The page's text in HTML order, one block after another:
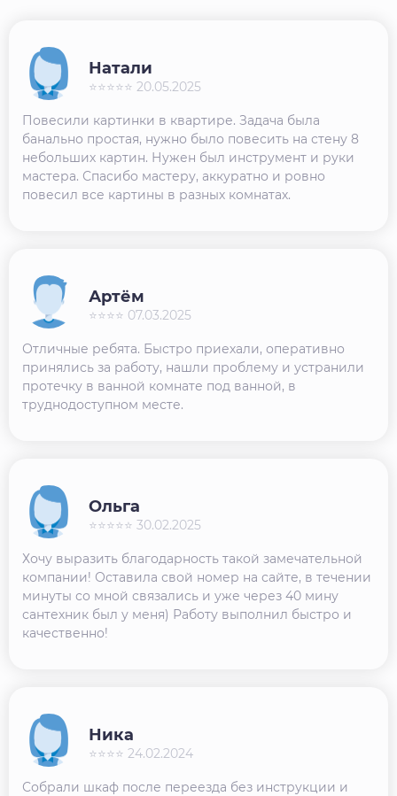
Повесили картинки в квартире. Задача была
банально простая, нужно было повесить на стену 8
небольших картин. Нужен был инструмент и руки
мастера. Спасибо мастеру, аккуратно и ровно
повесил все картины в разных комнатах.
Натали
⭐⭐⭐⭐⭐ 20.05.2025
Отличные ребята. Быстро приехали, оперативно
принялись за работу, нашли проблему и устранили
протечку в ванной комнате под ванной, в
труднодоступном месте.
Артём
⭐⭐⭐⭐ 07.03.2025
Хочу выразить благодарность такой замечательной
компании! Оставила свой номер на сайте, в течении
минуты со мной связались и уже через 40 мину
сантехник был у меня) Работу выполнил быстро и
качественно!
Ольга
⭐⭐⭐⭐⭐ 30.02.2025
Собрали шкаф после переезда без инструкции и
Ника
⭐⭐⭐⭐ 24.02.2024